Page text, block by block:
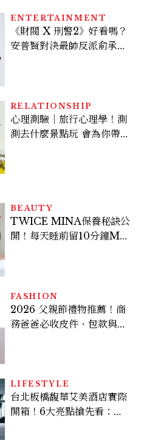
ENTERTAINMENT
《財閥 X 刑警2》好看嗎？
安普賢對決最帥反派俞承
多大？
RELATIONSHIP
心理測驗｜旅行心理學！測
測去什麼景點玩 會為你帶來
BEAUTY
TWICE MINA保養秘訣公
開！每天睡前留10分鐘ME
FASHION
2026 父親節禮物推薦！商
務爸爸必收皮件、包款與鞋
LIFESTYLE
台北板橋馥華艾美酒店實際
開箱！6大亮點搶先看：新